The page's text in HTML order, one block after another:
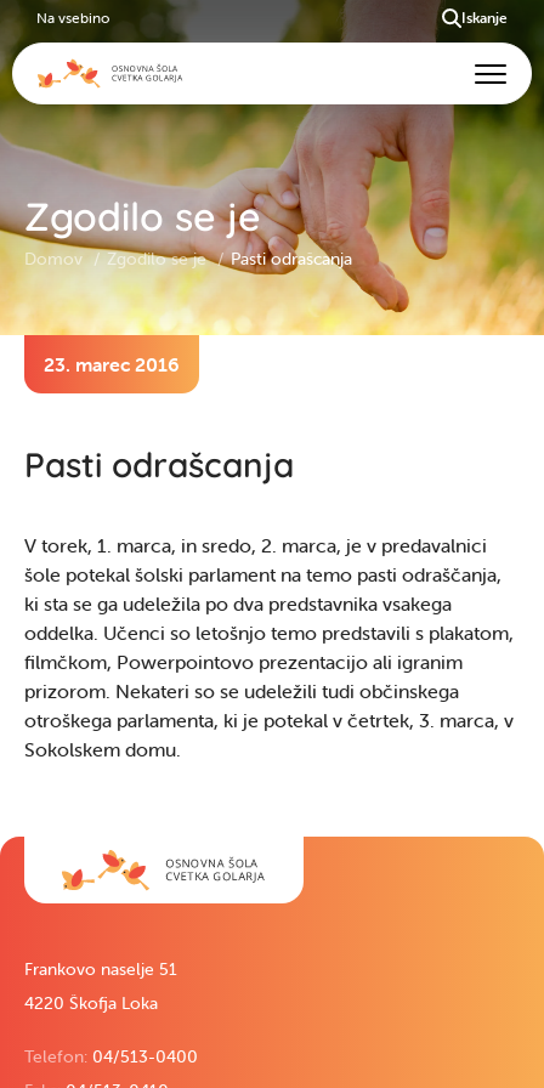
Zgodilo se je
Domov Zgodilo se je Pasti odrašcanja
23. marec 2016
Pasti odrašcanja
V torek, 1. marca, in sredo, 2. marca, je v predavalnici
šole potekal šolski parlament na temo pasti odraščanja,
ki sta se ga udeležila po dva predstavnika vsakega
oddelka. Učenci so letošnjo temo predstavili s plakatom,
filmčkom, Powerpointovo prezentacijo ali igranim
prizorom. Nekateri so se udeležili tudi občinskega
otroškega parlamenta, ki je potekal v četrtek, 3. marca, v
Sokolskem domu.
Frankovo naselje 51
4220 Škofja Loka
Telefon: 04/513-0400
Na vsebino Iskanje